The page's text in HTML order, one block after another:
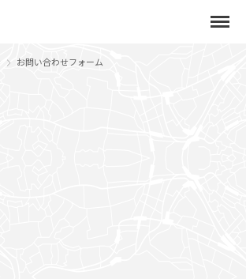
お問い合わせフォーム